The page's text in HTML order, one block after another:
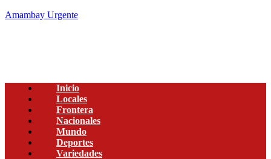
Amambay Urgente
Inicio
Locales
Frontera
Nacionales
Mundo
Deportes
Variedades